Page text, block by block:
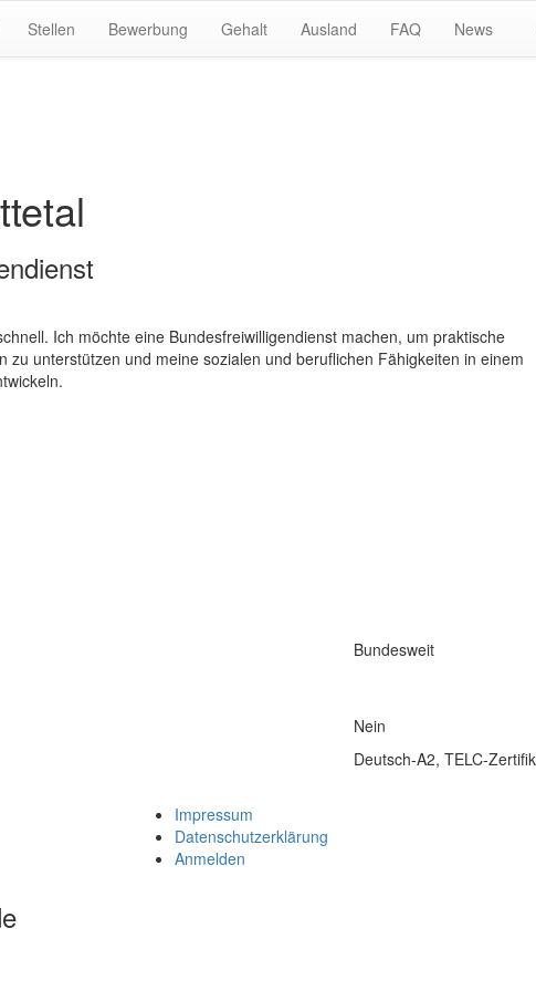
Stellen Bewerbung Gehalt Ausland FAQ News
Ich möchte eine Bundesfreiwilligendienst machen, um praktische
zu unterstützen und meine sozialen und beruflichen Fähigkeiten in einem
Bundesweit
Nein
Deutsch-A2, TELC-
Impressum
Datenschutzerklärung
Anmelden